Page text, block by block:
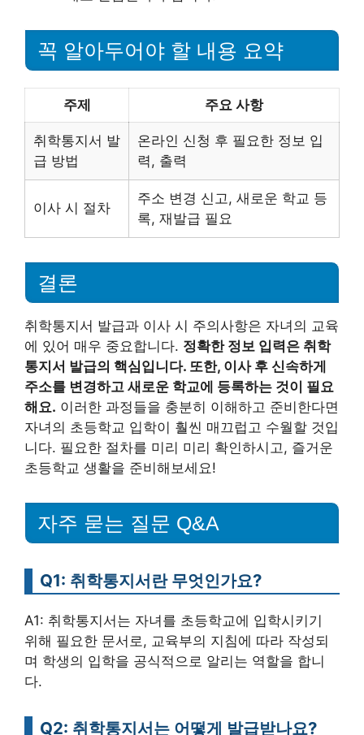
꼭 알아두어야 할 내용 요약
주제 주요 사항
취학통지서 발
급 방법
온라인 신청 후 필요한 정보 입
력, 출력
이사 시 절차
주소 변경 신고, 새로운 학교 등
록, 재발급 필요
결론
취학통지서 발급과 이사 시 주의사항은 자녀의 교육
에 있어 매우 중요합니다. 정확한 정보 입력은 취학
통지서 발급의 핵심입니다. 또한, 이사 후 신속하게
주소를 변경하고 새로운 학교에 등록하는 것이 필요
해요. 이러한 과정들을 충분히 이해하고 준비한다면
자녀의 초등학교 입학이 훨씬 매끄럽고 수월할 것입
니다. 필요한 절차를 미리 미리 확인하시고, 즐거운
초등학교 생활을 준비해보세요!
자주 묻는 질문 Q&A
Q1: 취학통지서란 무엇인가요?
A1: 취학통지서는 자녀를 초등학교에 입학시키기
위해 필요한 문서로, 교육부의 지침에 따라 작성되
며 학생의 입학을 공식적으로 알리는 역할을 합니
다.
Q2: 취학통지서는 어떻게 발급받나요?